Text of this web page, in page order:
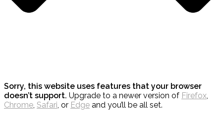
Sorry, this website uses features that your browser
doesn’t support. Upgrade to a newer version of Firefox,
Chrome, Safari, or Edge and you’ll be all set.